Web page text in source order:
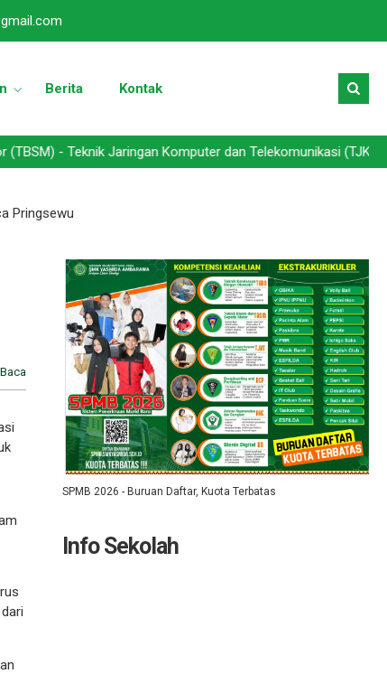
Berita Kontak
Jaringan Komputer dan Telekomunikasi (TJKT) -
Pringsewu
SPMB 2026 - Buruan Daftar, Kuota Terbatas
Info Sekolah